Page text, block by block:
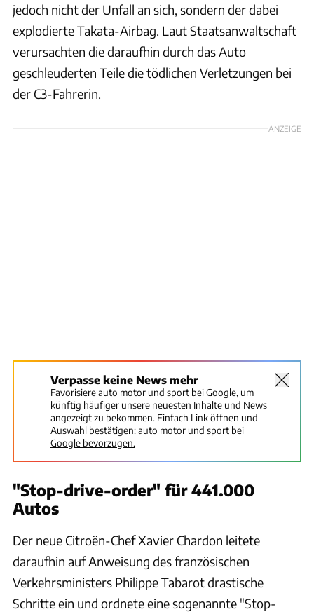
jedoch nicht der Unfall an sich, sondern der dabei
explodierte Takata-Airbag. Laut Staatsanwaltschaft
verursachten die daraufhin durch das Auto
geschleuderten Teile die tödlichen Verletzungen bei
der C3-Fahrerin.
ANZEIGE
Verpasse keine News mehr
Favorisiere auto motor und sport bei Google, um
künftig häufiger unsere neuesten Inhalte und News
angezeigt zu bekommen. Einfach Link öffnen und
Auswahl bestätigen:auto motor und sport bei
Google bevorzugen.
"Stop-drive-order" für 441.000
Autos
Der neue Citroën-Chef Xavier Chardon leitete
daraufhin auf Anweisung des französischen
Verkehrsministers Philippe Tabarot drastische
Schritte ein und ordnete eine sogenannte "Stop-